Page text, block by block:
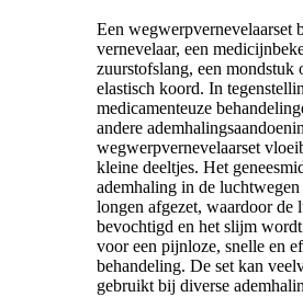
Een wegwerpvernevelaarset
vernevelaar, een
zuurstofslang, een mondstuk
elastisch koord. In
medicamenteuze
andere
wegwerpvernevelaarset
kleine deeltjes. Het
ademhaling in de
longen afgezet, waardoor de
bevochtigd en het slijm
voor een pijnloze, snelle en
behandeling. De set kan
gebruikt bij diverse